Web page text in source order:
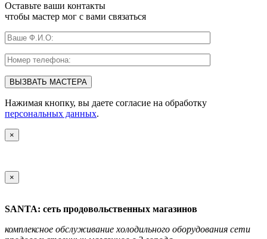
Оставьте ваши контакты
чтобы мастер мог с вами связаться
Нажимая кнопку, вы даете согласие на обработку
персональных данных.
×
×
SANTA: сеть продовольственных магазинов
комплексное обслуживание холодильного оборудования сети